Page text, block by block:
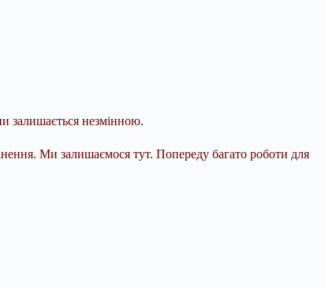
залишається незмінною.
Ми залишаємося тут. Попереду багато роботи для